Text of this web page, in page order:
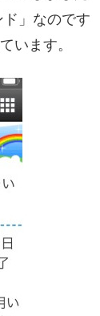
」なのです
います。